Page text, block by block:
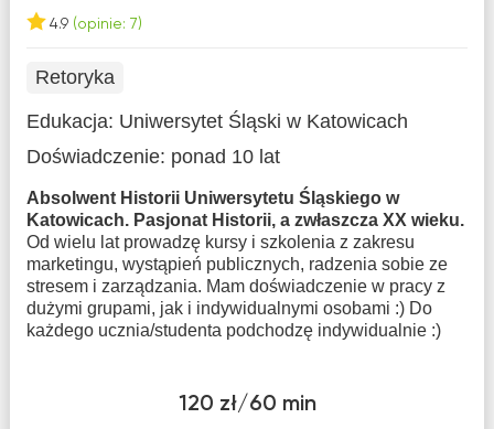
4.9 (opinie: 7)
Retoryka
Edukacja: Uniwersytet Śląski w Katowicach
Doświadczenie: ponad 10 lat
Absolwent Historii Uniwersytetu Śląskiego w
Katowicach. Pasjonat Historii, a zwłaszcza XX wieku.
Od wielu lat prowadzę kursy i szkolenia z zakresu
marketingu, wystąpień publicznych, radzenia sobie ze
stresem i zarządzania. Mam doświadczenie w pracy z
dużymi grupami, jak i indywidualnymi osobami :) Do
każdego ucznia/studenta podchodzę indywidualnie :)
120 zł/60 min